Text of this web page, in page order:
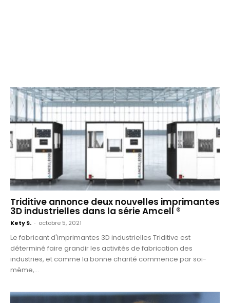
Triditive annonce deux nouvelles imprimantes
3D industrielles dans la série Amcell ®
Kety S. - octobre 5, 2021
Le fabricant d'imprimantes 3D industrielles Triditive est
déterminé faire grandir les activités de fabrication des
industries, et comme la bonne charité commence par soi-
même,...